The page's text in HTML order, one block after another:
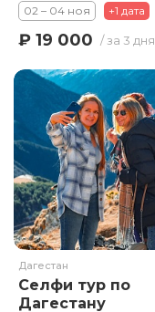
02 – 04 ноя +1 дата
₽ 19 000 / за 3 дня
Дагестан
Селфи тур по
Дагестану